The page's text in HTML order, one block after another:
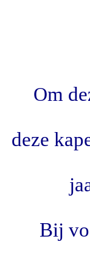
Om
deze
Bij